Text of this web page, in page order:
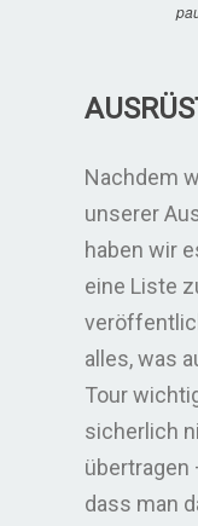
Nachdem
unserer
haben wir
eine Liste
alles, was
Tour
sicherlich
übertragen
dass man